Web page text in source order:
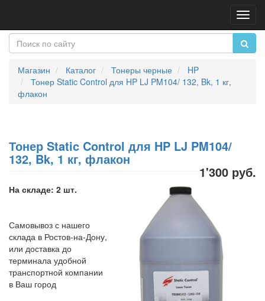
Магазин Каталог Тонеры черные
HP
Тонер Static Control для HP LJ PM104/ 132, Bk, 1 кг,
флакон
Тонер Static Control для HP LJ PM104/
132, Bk, 1 кг, флакон
1'300 руб.
На складе: 2 шт.
Самовывоз с нашего
склада в Ростов-на-Дону,
или доставка до
терминала удобной
транспортной компании
в Ваш город